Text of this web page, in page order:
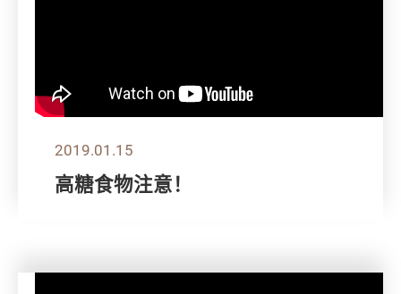
2019.01.15
高糖食物注意！